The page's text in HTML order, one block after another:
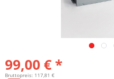
99,00 € *
Bruttopreis: 117,81 €